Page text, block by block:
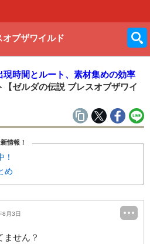
ブザワイルド
現時間とルート、素材集めの効率
【ゼルダの伝説 ブレスオブザワイ
情報！
！
め
8月3日
ません？